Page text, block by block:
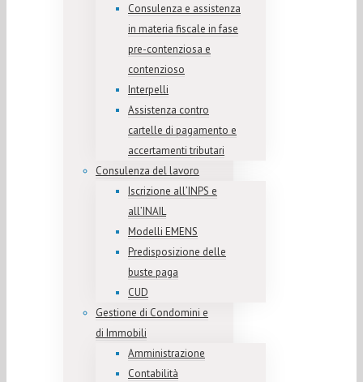
Consulenza e assistenza
in materia fiscale in fase
pre-contenziosa e
contenzioso
Interpelli
Assistenza contro
cartelle di pagamento e
accertamenti tributari
Consulenza del lavoro
Iscrizione all’INPS e
all’INAIL
Modelli EMENS
Predisposizione delle
buste paga
CUD
Gestione di Condomini e
di Immobili
Amministrazione
Contabilità